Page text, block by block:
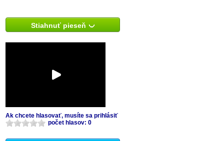
Stiahnuť pieseň
Ak chcete hlasovať, musíte sa prihlásiť
počet hlasov: 0